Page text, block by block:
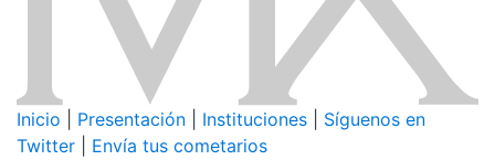
Inicio Presentación Instituciones
Síguenos en
Twitter
Envía tus cometarios